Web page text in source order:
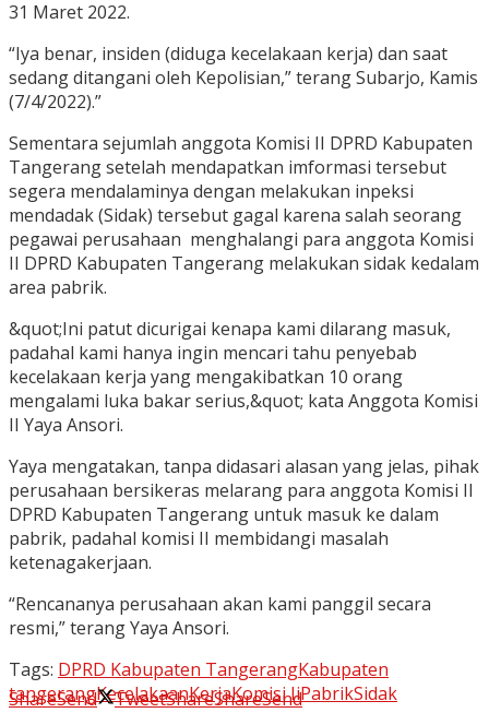
31 Maret 2022.
“Iya benar, insiden (diduga kecelakaan kerja) dan saat
sedang ditangani oleh Kepolisian,” terang Subarjo, Kamis
(7/4/2022).”
Sementara sejumlah anggota Komisi II DPRD Kabupaten
Tangerang setelah mendapatkan imformasi tersebut
segera mendalaminya dengan melakukan inpeksi
mendadak (Sidak) tersebut gagal karena salah seorang
pegawai perusahaan menghalangi para anggota Komisi
II DPRD Kabupaten Tangerang melakukan sidak kedalam
area pabrik.
&quot;Ini patut dicurigai kenapa kami dilarang masuk,
padahal kami hanya ingin mencari tahu penyebab
kecelakaan kerja yang mengakibatkan 10 orang
mengalami luka bakar serius,&quot; kata Anggota Komisi
II Yaya Ansori.
Yaya mengatakan, tanpa didasari alasan yang jelas, pihak
perusahaan bersikeras melarang para anggota Komisi II
DPRD Kabupaten Tangerang untuk masuk ke dalam
pabrik, padahal komisi II membidangi masalah
ketenagakerjaan.
“Rencananya perusahaan akan kami panggil secara
resmi,” terang Yaya Ansori.
Tags: DPRD Kabupaten TangerangKabupaten
tangerangKecelakaanKerjaKomisi IiPabrikSidak
ShareSend TweetShareShareSend